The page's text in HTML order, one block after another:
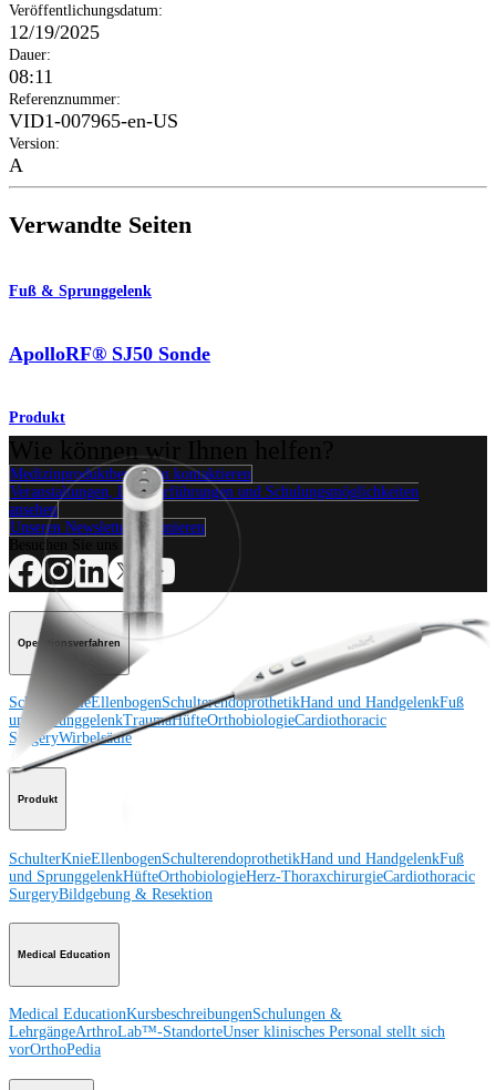
Veröffentlichungsdatum:
12/19/2025
Dauer:
08:11
Referenznummer:
VID1-007965-en-US
Version:
A
Verwandte Seiten
Fuß & Sprunggelenk
ApolloRF® SJ50 Sonde
Produkt
Wie können wir Ihnen helfen?
Medizinproduktberater:in kontaktieren
Veranstaltungen, Lab-Vorführungen und Schulungsmöglichkeiten
ansehen
Unseren Newsletter abonnieren
Operationsverfahren
Schulter KnieEllenbogenSchulterendoprothetikHand und HandgelenkFuß
und SprunggelenkTraumaHüfteOrthobiologieCardiothoracic
SurgeryWirbelsäule
Produkt
SchulterKnieEllenbogenSchulterendoprothetikHand und HandgelenkFuß
und SprunggelenkHüfteOrthobiologieHerz-ThoraxchirurgieCardiothoracic
SurgeryBildgebung & Resektion
Medical Education
Medical EducationKursbeschreibungenSchulungen &
LehrgängeArthroLab™-StandorteUnser klinisches Personal stellt sich
vorOrthoPedia